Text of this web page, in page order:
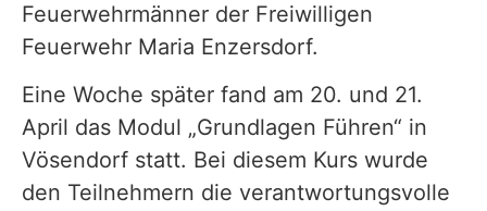
Feuerwehrmänner der Freiwilligen
Feuerwehr Maria Enzersdorf.
Eine Woche später fand am 20. und 21.
April das Modul „Grundlagen Führen“ in
Vösendorf statt. Bei diesem Kurs wurde
den Teilnehmern die verantwortungsvolle